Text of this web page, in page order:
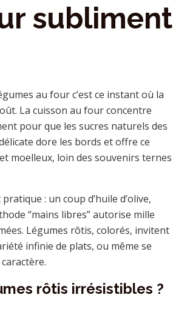
subliment
au four c’est ce instant où la
La cuisson au four concentre
pour que les sucres naturels des
dore les bords et offre ce
moelleux, loin des souvenirs ternes
: un coup d’huile d’olive,
“mains libres” autorise mille
Légumes rôtis, colorés, invitent
infinie de plats, ou même se
rôtis irrésistibles ?